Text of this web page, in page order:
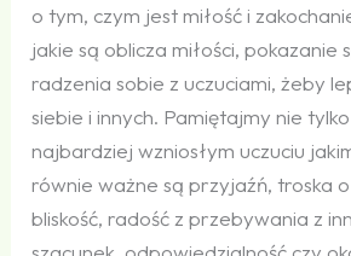
o tym, czym jest miłość i
jakie są oblicza miłości, pokazanie
radzenia sobie z uczuciami, żeby
siebie i innych. Pamiętajmy nie
najbardziej wzniosłym uczuciu
równie ważne są przyjaźń, troska
bliskość, radość z przebywania z